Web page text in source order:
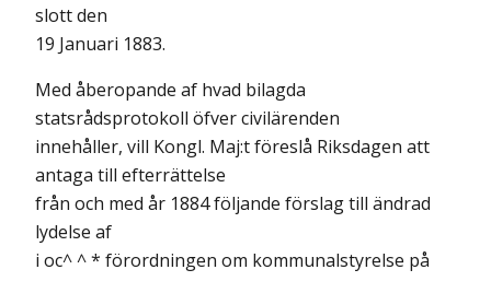
slott den
19 Januari 1883.
Med åberopande af hvad bilagda
statsrådsprotokoll öfver civilärenden
innehåller, vill Kongl. Maj:t föreslå Riksdagen att
antaga till efterrättelse
från och med år 1884 följande förslag till ändrad
lydelse af
i oc^ ^ * förordningen om kommunalstyrelse på